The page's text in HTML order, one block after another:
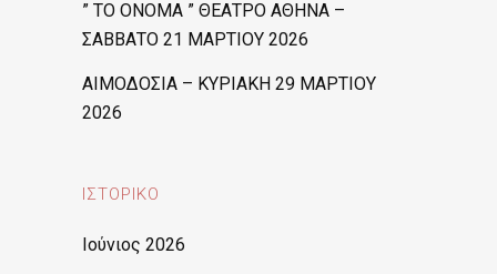
” ΤΟ ΟΝΟΜΑ ” ΘΕΑΤΡΟ ΑΘΗΝΑ –
ΣΑΒΒΑΤΟ 21 ΜΑΡΤΙΟΥ 2026
ΑΙΜΟΔΟΣΙΑ – ΚΥΡΙΑΚΗ 29 ΜΑΡΤΙΟΥ
2026
ΙΣΤΟΡΙΚΌ
Ιούνιος 2026